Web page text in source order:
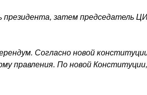
затем председатель
Согласно новой
правления. По новой